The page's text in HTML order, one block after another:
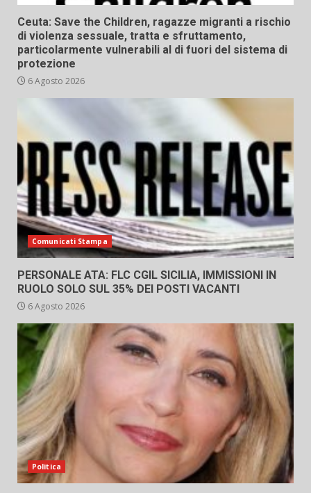
Ceuta: Save the Children, ragazze migranti a rischio
di violenza sessuale, tratta e sfruttamento,
particolarmente vulnerabili al di fuori del sistema di
protezione
6 Agosto 2026
Comunicati Stampa
PERSONALE ATA: FLC CGIL SICILIA, IMMISSIONI IN
RUOLO SOLO SUL 35% DEI POSTI VACANTI
6 Agosto 2026
Politica